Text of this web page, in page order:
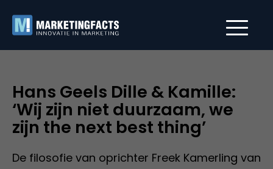
Hans Geels Dille & Kamille:
‘Wij zijn niet duurzaam, we
zijn the next best thing’
De filosofie van oprichter Freek Kamerling van